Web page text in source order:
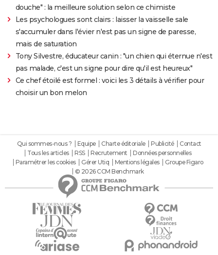
douche" : la meilleure solution selon ce chimiste
Les psychologues sont clairs : laisser la vaisselle sale
s'accumuler dans l'évier n'est pas un signe de paresse,
mais de saturation
Tony Silvestre, éducateur canin : "un chien qui éternue n'est
pas malade, c'est un signe pour dire qu'il est heureux"
Ce chef étoilé est formel : voici les 3 détails à vérifier pour
choisir un bon melon
Qui sommes-nous ? Equipe Charte éditoriale Publicité
Contact
Tous les articles
RSS Recrutement
Données personnelles
Paramétrer les cookies
Gérer Utiq Mentions légales
Groupe Figaro
© 2026 CCM Benchmark